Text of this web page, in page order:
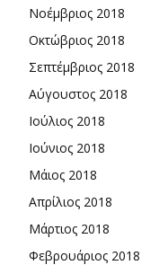
Νοέμβριος 2018
Οκτώβριος 2018
Σεπτέμβριος 2018
Αύγουστος 2018
Ιούλιος 2018
Ιούνιος 2018
Μάιος 2018
Απρίλιος 2018
Μάρτιος 2018
Φεβρουάριος 2018